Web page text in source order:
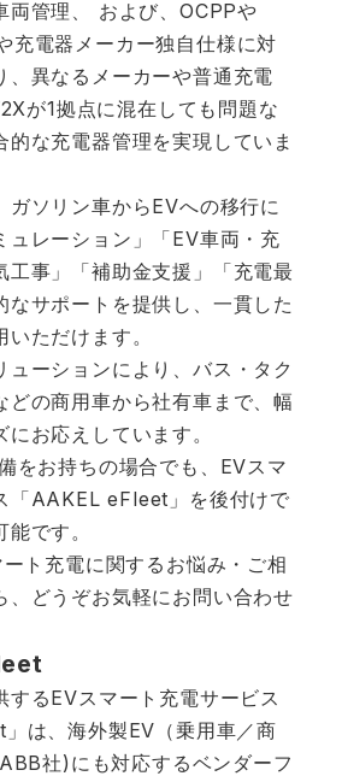
両管理、 および、OCPPや
充電器メーカー独自仕様に対
、異なるメーカーや普通充電
が1拠点に混在しても問題な
的な充電器管理を実現していま
ガソリン車からEVへの移行に
ュレーション」「EV車両・充
工事」「補助金支援」「充電最
なサポートを提供し、一貫した
ただけます。
ューションにより、バス・タク
どの商用車から社有車まで、幅
お応えしています。
をお持ちの場合でも、EVスマ
「AAKEL eFleet」を後付けで
です。
ト充電に関するお悩み・ご相
、どうぞお気軽にお問い合わせ
するEVスマート充電サービス
は、海外製EV（乗用車／商
社)にも対応するベンダーフ